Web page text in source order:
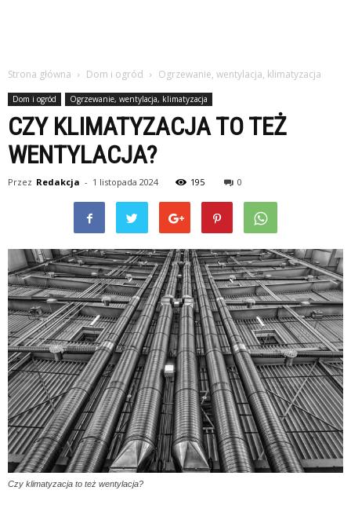
Strona główna Dom i ogród Ogrzewanie, wentylacja, klimatyzacja
Dom i ogród Ogrzewanie, wentylacja, klimatyzacja
CZY KLIMATYZACJA TO TEŻ
WENTYLACJA?
Przez Redakcja - 1 listopada 2024 195 0
Czy klimatyzacja to też wentylacja?